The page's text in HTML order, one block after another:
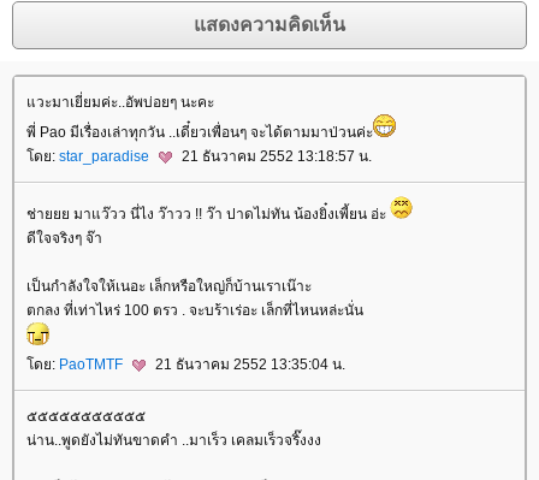
วะมาเยี่ยมค่ะ..อัพบ่อยๆ นะคะ
พี่ Pao มีเรื่องเล่าทุกวัน ..เดี๋ยวเพื่อนๆ จะได้ตามมาป่วนค่ะ
ดย: star_paradise 21 ธันวาคม 2552 13:18:57 น.
ช่ายยย มาแว๊วว นี่ไง ว๊าวว !! ว๊า ปาดไม่ทัน น้องยิ๋งเพี้ยน อ่ะ
ดีใจจริงๆ จ๊า
เป็นกำลังใจให้เนอะ เล็กหรือใหญ่ก็บ้านเราเน๊าะ
ตกลง ที่เท่าไหร่ 100 ตรว . จะบร้าเร่อะ เล็กที่ไหนหล่ะนั่น
ดย: PaoTMTF 21 ธันวาคม 2552 13:35:04 น.
๕๕๕๕๕๕๕๕๕๕๕
น่าน..พูดยังไม่ทันขาดคำ ..มาเร็ว เคลมเร็วจริ๊งงง